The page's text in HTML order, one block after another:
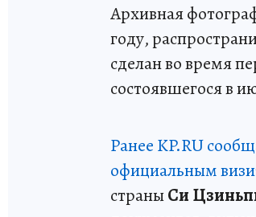
Архивная
году,
сделан во время
состоявшегося в
Ранее KP.RU
официальным
страныСи